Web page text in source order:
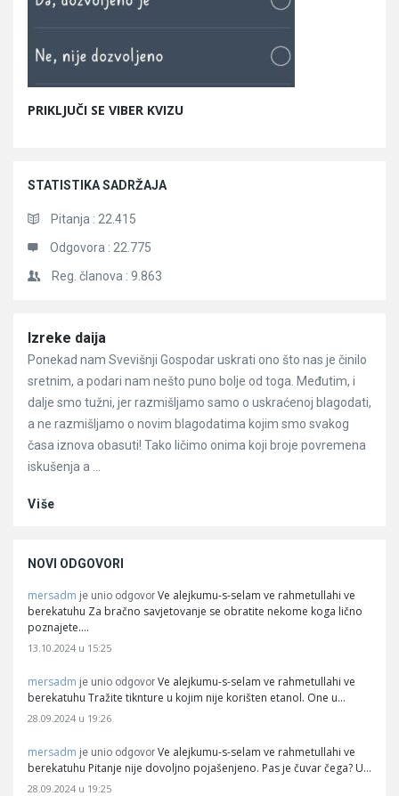
PRIKLJUČI SE VIBER KVIZU
STATISTIKA SADRŽAJA
Pitanja : 22.415
Odgovora : 22.775
Reg. članova : 9.863
Članci
Izreke daija
Ponekad nam Svevišnji Gospodar uskrati ono što nas je činilo
sretnim, a podari nam nešto puno bolje od toga. Međutim, i
dalje smo tužni, jer razmišljamo samo o uskraćenoj blagodati,
a ne razmišljamo o novim blagodatima kojim smo svakog
časa iznova obasuti! Tako ličimo onima koji broje povremena
iskušenja a ...
Više
NOVI ODGOVORI
mersadm je unio odgovor Ve alejkumu-s-selam ve rahmetullahi ve
berekatuhu Za bračno savjetovanje se obratite nekome koga lično
poznajete.…
13.10.2024 u 15:25
mersadm je unio odgovor Ve alejkumu-s-selam ve rahmetullahi ve
berekatuhu Tražite tiknture u kojim nije korišten etanol. One u…
28.09.2024 u 19:26
mersadm je unio odgovor Ve alejkumu-s-selam ve rahmetullahi ve
berekatuhu Pitanje nije dovoljno pojašenjeno. Pas je čuvar čega? U…
28.09.2024 u 19:25